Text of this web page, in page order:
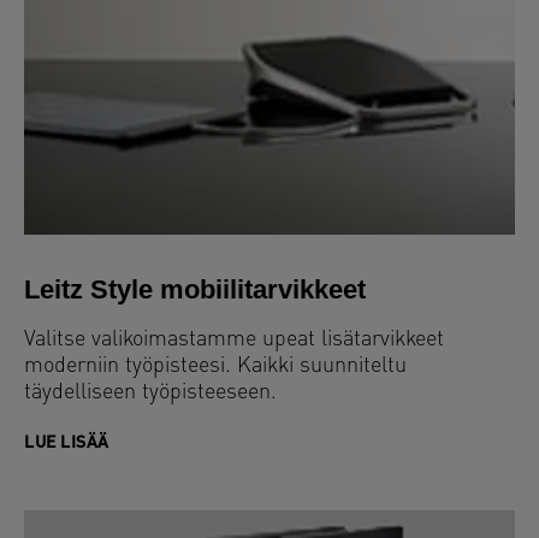
Leitz Style mobiilitarvikkeet
Valitse valikoimastamme upeat lisätarvikkeet
moderniin työpisteesi. Kaikki suunniteltu
täydelliseen työpisteeseen.
LUE LISÄÄ